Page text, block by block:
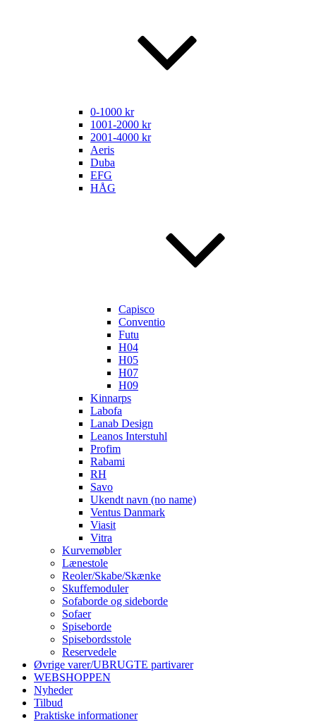
0-1000 kr
1001-2000 kr
2001-4000 kr
Aeris
Duba
EFG
HÅG
Capisco
Conventio
Futu
H04
H05
H07
H09
Kinnarps
Labofa
Lanab Design
Leanos Interstuhl
Profim
Rabami
RH
Savo
Ukendt navn (no name)
Ventus Danmark
Viasit
Vitra
Kurvemøbler
Lænestole
Reoler/Skabe/Skænke
Skuffemoduler
Sofaborde og sideborde
Sofaer
Spiseborde
Spisebordsstole
Reservedele
Øvrige varer/UBRUGTE partivarer
WEBSHOPPEN
Nyheder
Tilbud
Praktiske informationer